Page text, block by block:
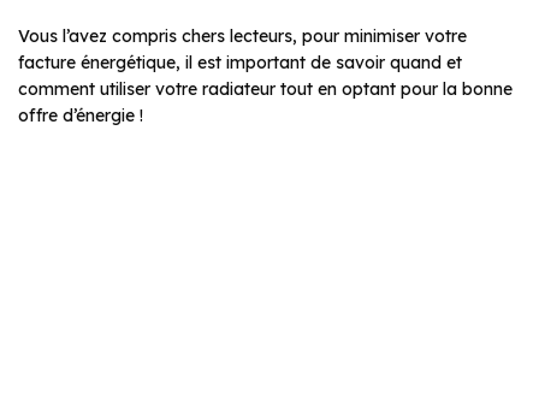
Vous l’avez compris chers lecteurs, pour minimiser votre
facture énergétique, il est important de savoir quand et
comment utiliser votre radiateur tout en optant pour la bonne
offre d’énergie !